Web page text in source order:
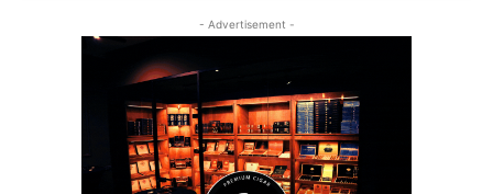
- Advertisement -